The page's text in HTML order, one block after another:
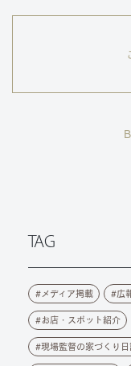
TAG
メディア掲載 広
お店・スポット紹介
現場監督の家づくり日